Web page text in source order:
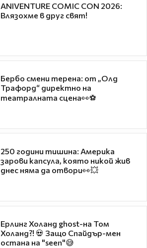
ANIVENTURE COMIC CON 2026:
Влязохме в друг свят!
Бербо смени терена: от „Олд
Трафорд“ директно на
театралната сцена👀⚽
250 години тишина: Америка
зарови капсула, която никой жив
днес няма да отвори👀💥
Ерлинг Холанд ghost-на Том
Холанд?! 💀 Защо Спайдър-мен
остана на "seen"😅